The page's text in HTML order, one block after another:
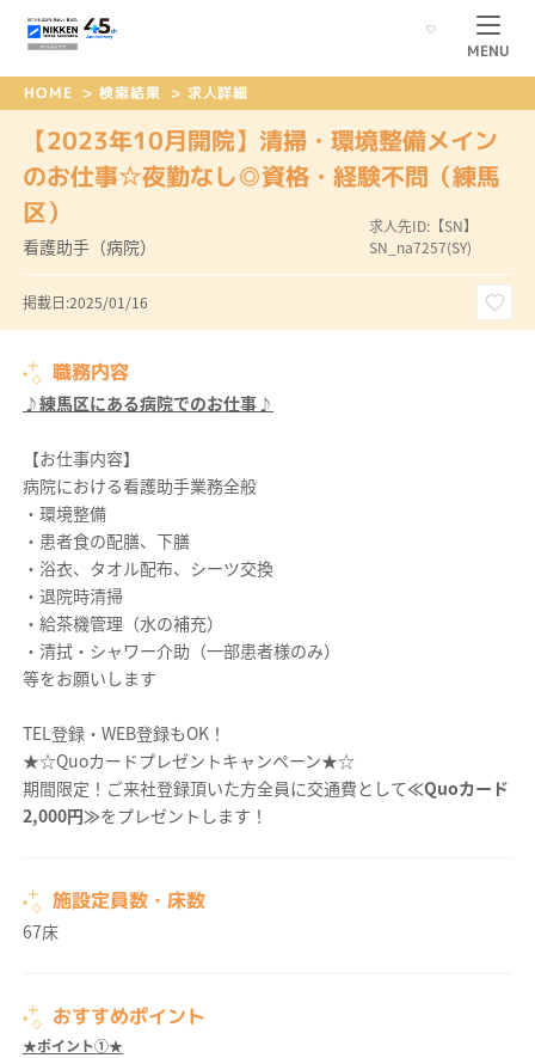
MENU
HOME > 検索結果 > 求人詳細
【2023年10月開院】清掃・環境整備メイン
のお仕事☆夜勤なし◎資格・経験不問（練馬
区）
看護助手（病院）
求人先ID:【SN】
SN_na7257(SY)
掲載日:2025/01/16
職務内容
♪練馬区にある病院でのお仕事♪
【お仕事内容】
病院における看護助手業務全般
・環境整備
・患者食の配膳、下膳
・浴衣、タオル配布、シーツ交換
・退院時清掃
・給茶機管理（水の補充）
・清拭・シャワー介助（一部患者様のみ）
等をお願いします
TEL登録・WEB登録もOK！
★☆Quoカードプレゼントキャンペーン★☆
期間限定！ご来社登録頂いた方全員に交通費として≪Quoカード
2,000円≫をプレゼントします！
施設定員数・床数
67床
おすすめポイント
★ポイント①★